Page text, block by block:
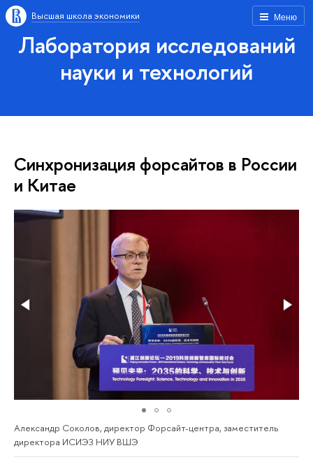
Меню
Высшая школа экономики
Лаборатория исследований
науки и технологий
Синхронизация форсайтов в России
и Китае
Александр Соколов, директор Форсайт-центра, заместитель
директора ИСИЭЗ НИУ ВШЭ